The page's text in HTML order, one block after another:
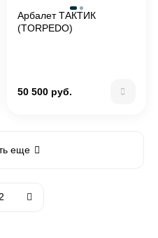
Арбалет ТАКТИК
(TORPEDO)
50 500 руб.
еще
2